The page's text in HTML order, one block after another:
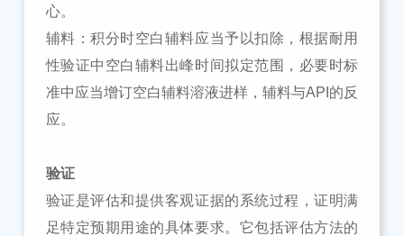
心。
辅料：积分时空白辅料应当予以扣除，根据耐用
性验证中空白辅料出峰时间拟定范围，必要时标
准中应当增订空白辅料溶液进样，辅料与API的反
应。
验证
验证是评估和提供客观证据的系统过程，证明满
足特定预期用途的具体要求。它包括评估方法的